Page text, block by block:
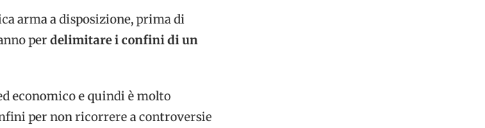
arma a disposizione, prima di
perdelimitare i confini di un
economico e quindi è molto
per non ricorrere a controversie